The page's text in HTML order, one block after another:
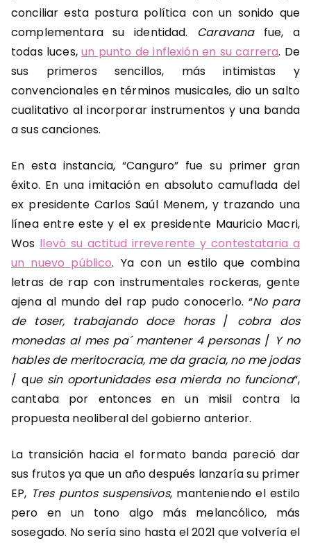
conciliar esta postura política con un sonido que
complementara su identidad. Caravana fue, a
todas luces,un punto de inflexión en su carrera. De
sus primeros sencillos, más intimistas y
convencionales en términos musicales, dio un salto
cualitativo al incorporar instrumentos y una banda
a sus canciones.
En esta instancia, “Canguro” fue su primer gran
éxito. En una imitación en absoluto camuflada del
ex presidente Carlos Saúl Menem, y trazando una
línea entre este y el ex presidente Mauricio Macri,
Wos llevó su actitud irreverente y contestataria a
un nuevo público. Ya con un estilo que combina
letras de rap con instrumentales rockeras, gente
ajena al mundo del rap pudo conocerlo. “No para
de toser, trabajando doce horas/ cobra dos
monedas al mes pa´ mantener 4 personas/ Y no
hables de meritocracia, me da gracia, no me jodas
/ que sin oportunidades esa mierda no funciona“,
cantaba por entonces en un misil contra la
propuesta neoliberal del gobierno anterior.
La transición hacia el formato banda pareció dar
sus frutos ya que un año después lanzaría su primer
EP, Tres puntos suspensivos, manteniendo el estilo
pero en un tono algo más melancólico, más
sosegado. No sería sino hasta el 2021 que volvería el